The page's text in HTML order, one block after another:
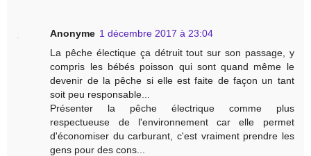
Anonyme 1 décembre 2017 à 23:04
La pêche électique ça détruit tout sur son passage, y
compris les bébés poisson qui sont quand même le
devenir de la pêche si elle est faite de façon un tant
soit peu responsable...
Présenter la pêche électrique comme plus
respectueuse de l'environnement car elle permet
d'économiser du carburant, c'est vraiment prendre les
gens pour des cons...